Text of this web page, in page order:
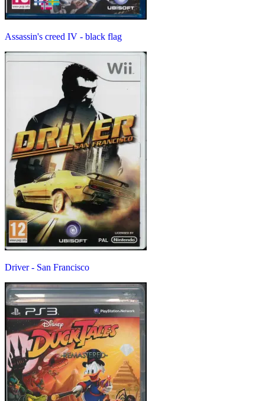
Assassin's creed IV - black flag
Driver - San Francisco